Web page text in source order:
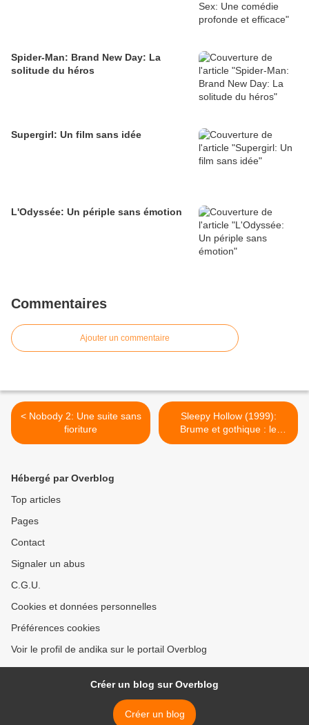
Spider-Man: Brand New Day: La
solitude du héros
Supergirl: Un film sans idée
L'Odyssée: Un périple sans émotion
Commentaires
Ajouter un commentaire
< Nobody 2: Une suite sans
fioriture
Sleepy Hollow (1999):
Brume et gothique : le
plaisir macabre de Sleepy
Hébergé par Overblog
Top articles
Pages
Contact
Signaler un abus
C.G.U.
Cookies et données personnelles
Préférences cookies
Voir le profil de andika sur le portail Overblog
Créer un blog sur Overblog
Créer un blog